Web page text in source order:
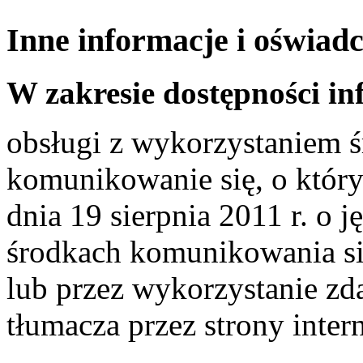
Inne informacje i
W zakresie dostępności
obsługi z wykorzystaniem
komunikowanie się, o
dnia 19 sierpnia 2011 r. o
środkach komunikowania
lub przez wykorzystanie
tłumacza przez strony